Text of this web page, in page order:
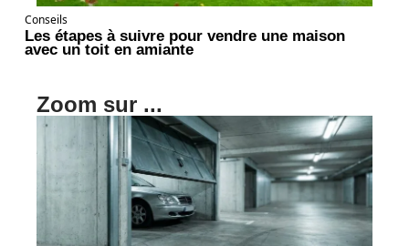
Conseils
Les étapes à suivre pour vendre une maison
avec un toit en amiante
Zoom sur ...